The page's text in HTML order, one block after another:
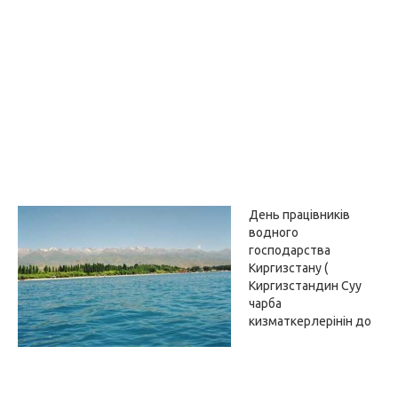
День працівників
водного
господарства
Киргизстану (
Киргизстандин Суу
чарба
кизматкерлерінін до